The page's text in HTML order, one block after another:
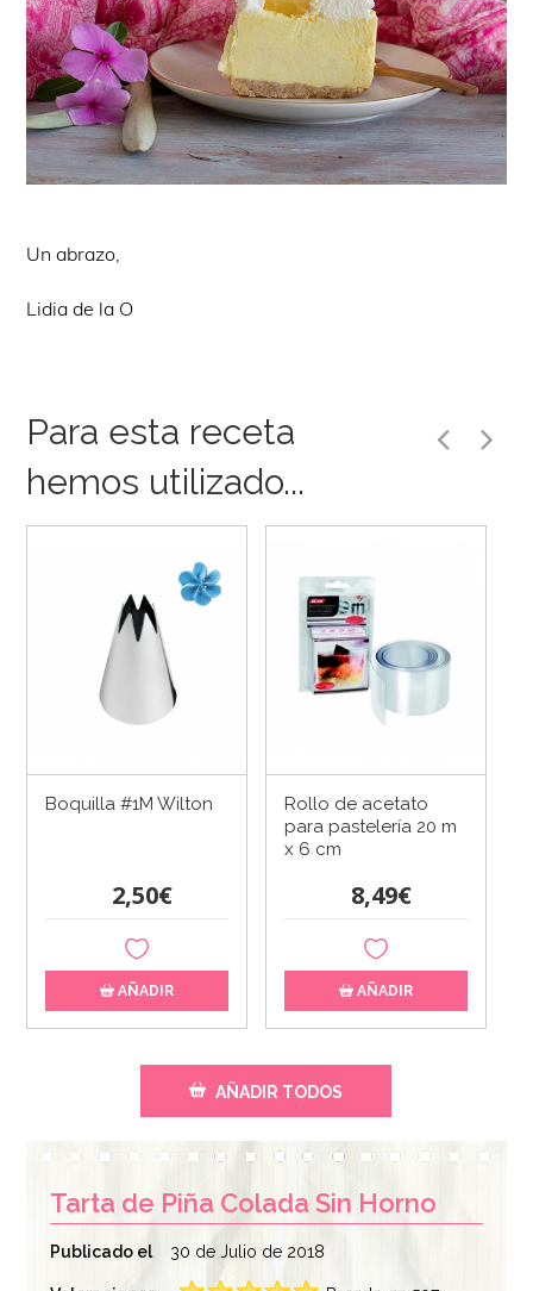
Un abrazo,
Lidia de la O
Para esta receta
hemos utilizado...
Boquilla #1M Wilton
2,50€
AÑADIR
Rollo de acetato
para pastelería 20 m
x 6 cm
8,49€
AÑADIR
AÑADIR TODOS
Tarta de Piña Colada Sin Horno
Publicado el 30 de Julio de 2018